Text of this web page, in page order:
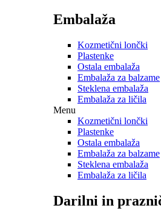
Embalaža
Kozmetični lončki
Plastenke
Ostala embalaža
Embalaža za balzame
Steklena embalaža
Embalaža za ličila
Menu
Kozmetični lončki
Plastenke
Ostala embalaža
Embalaža za balzame
Steklena embalaža
Embalaža za ličila
Darilni in